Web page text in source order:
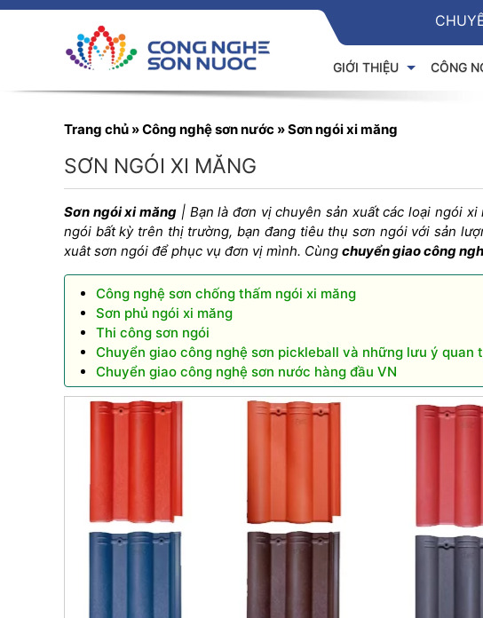
GIỚI THIỆU CÔNG
Trang chủ »Công nghệ sơn nước »Sơn ngói xi măng
SƠN NGÓI XI MĂNG
Sơn ngói xi măng | Bạn là đơn vị chuyên sản xuất các loại ngói
ngói bất kỳ trên thị trường, bạn đang tiêu thụ sơn ngói với sản
xuât sơn ngói để phục vụ đơn vị mình. Cùng chuyển giao công
Công nghệ sơn chống thấm ngói xi măng
Sơn phủ ngói xi măng
Thi công sơn ngói
Chuyển giao công nghệ sơn pickleball và những lưu ý quan
Chuyển giao công nghệ sơn nước hàng đầu VN